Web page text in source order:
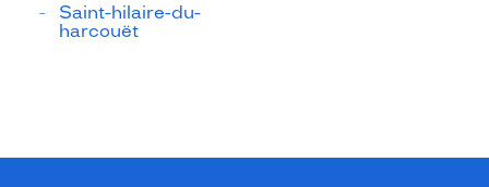
Saint-hilaire-du-
harcouët